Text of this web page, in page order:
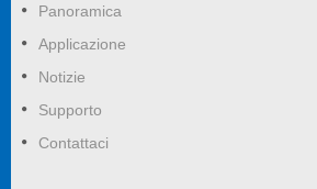
Panoramica
Applicazione
Notizie
Supporto
Contattaci